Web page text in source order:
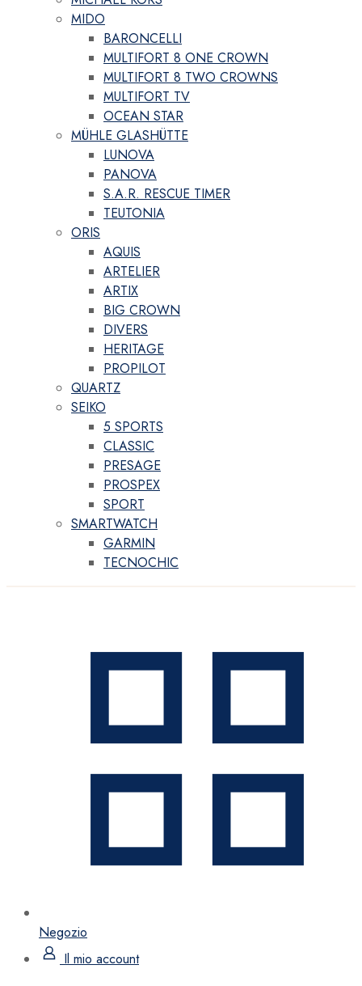
MIDO
BARONCELLI
MULTIFORT 8 ONE CROWN
MULTIFORT 8 TWO CROWNS
MULTIFORT TV
OCEAN STAR
MÜHLE GLASHÜTTE
LUNOVA
PANOVA
S.A.R. RESCUE TIMER
TEUTONIA
ORIS
AQUIS
ARTELIER
ARTIX
BIG CROWN
DIVERS
HERITAGE
PROPILOT
QUARTZ
SEIKO
5 SPORTS
CLASSIC
PRESAGE
PROSPEX
SPORT
SMARTWATCH
GARMIN
TECNOCHIC
Negozio
Il mio account